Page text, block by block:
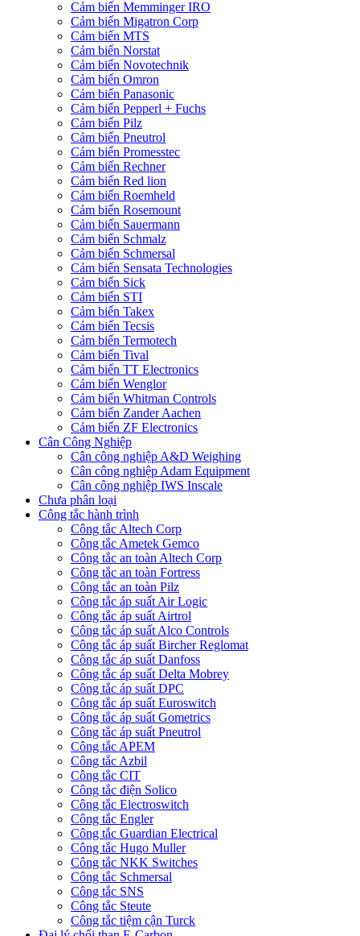
Cảm biến Memminger IRO
Cảm biến Migatron Corp
Cảm biến MTS
Cảm biến Norstat
Cảm biến Novotechnik
Cảm biến Omron
Cảm biến Panasonic
Cảm biến Pepperl + Fuchs
Cảm biến Pilz
Cảm biến Pneutrol
Cảm biến Promesstec
Cảm biến Rechner
Cảm biến Red lion
Cảm biến Roemheld
Cảm biến Rosemount
Cảm biến Sauermann
Cảm biến Schmalz
Cảm biến Schmersal
Cảm biến Sensata Technologies
Cảm biến Sick
Cảm biến STI
Cảm biến Takex
Cảm biến Tecsis
Cảm biến Termotech
Cảm biến Tival
Cảm biến TT Electronics
Cảm biến Wenglor
Cảm biến Whitman Controls
Cảm biến Zander Aachen
Cảm biến ZF Electronics
Cân Công Nghiệp
Cân công nghiệp A&D Weighing
Cân công nghiệp Adam Equipment
Cân công nghiệp IWS Inscale
Chưa phân loại
Công tắc hành trình
Công tắc Altech Corp
Công tắc Ametek Gemco
Công tắc an toàn Altech Corp
Công tắc an toàn Fortress
Công tắc an toàn Pilz
Công tắc áp suất Air Logic
Công tắc áp suất Airtrol
Công tắc áp suất Alco Controls
Công tắc áp suất Bircher Reglomat
Công tắc áp suất Danfoss
Công tắc áp suất Delta Mobrey
Công tắc áp suất DPC
Công tắc áp suất Euroswitch
Công tắc áp suất Gometrics
Công tắc áp suất Pneutrol
Công tắc APEM
Công tắc Azbil
Công tắc CIT
Công tắc điện Solico
Công tắc Electroswitch
Công tắc Engler
Công tắc Guardian Electrical
Công tắc Hugo Muller
Công tắc NKK Switches
Công tắc Schmersal
Công tắc SNS
Công tắc Steute
Công tắc tiệm cận Turck